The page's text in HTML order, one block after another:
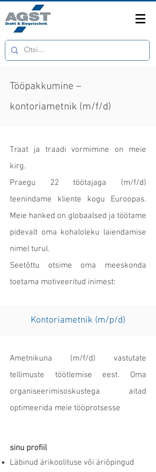
Tööpakkumine –
kontoriametnik (m/f/d)
Traat ja traadi vormimine on meie
kirg.
Praegu 22 töötajaga (m/f/d)
teenindame kliente kogu Euroopas.
Meie hanked on globaalsed ja töötame
pidevalt oma kohaloleku laiendamise
nimel turul.
Seetõttu otsime oma meeskonda
toetama motiveeritud inimest:
Kontoriametnik (m/p/d)
Ametnikuna (m/f/d) vastutate
tellimuste töötlemise eest. Oma
organiseerimisoskustega aitad
optimeerida meie tööprotsesse
sinu profiil
Läbinud ärikoolituse või äriõpingud